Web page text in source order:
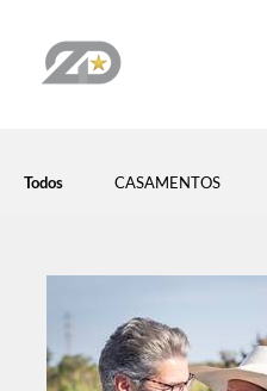
Todos CASAMENTOS